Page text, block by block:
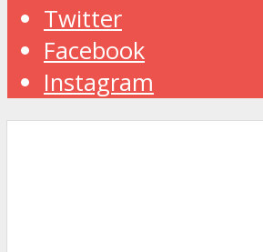
Twitter
Facebook
Instagram